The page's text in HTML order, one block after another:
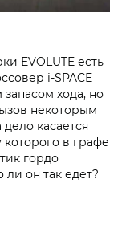
EVOLUTE есть
i‑SPACE
хода, но
некоторым
касается
которого в графе
гордо
ли он так едет?